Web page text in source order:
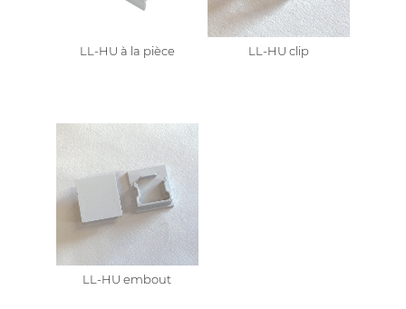
LL-HU à la pièce LL-HU clip
LL-HU embout